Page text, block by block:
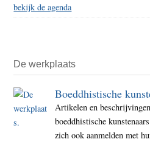
bekijk de agenda
De werkplaats
Boeddhistische
Artikelen en
boeddhistische
zich ook aanmelden met